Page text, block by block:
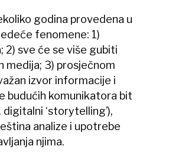
godina provedena u
fenomene: 1)
2) sve će se više gubiti
medija; 3) prosječnom
izvor informacije i
budućih komunikatora bit
‘storytelling’),
analize i upotrebe
njima.